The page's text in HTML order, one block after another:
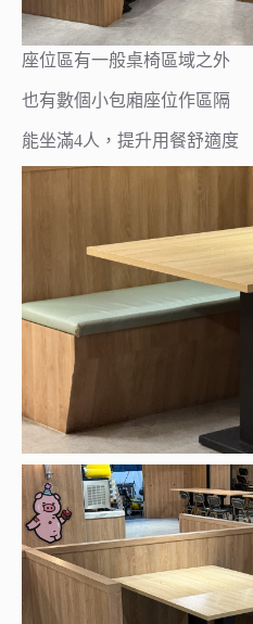
座位區有一般桌椅區域之外
也有數個小包廂座位作區隔
能坐滿4人，提升用餐舒適度